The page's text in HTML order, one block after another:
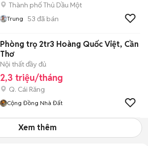
Thành phố Thủ Dầu Một
Trung 53 đã bán
Phòng trọ 2tr3 Hoàng Quốc Việt, Cần
Thơ
Nội thất đầy đủ
2,3 triệu/tháng
Q. Cái Răng
Cộng Đồng Nhà Đất
Xem thêm